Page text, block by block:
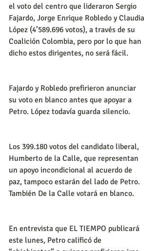
el voto del centro que lideraron Sergio
Fajardo, Jorge Enrique Robledo y Claudia
López (4’589.696 votos), a través de su
Coalición Colombia, pero por lo que han
dicho estos dirigentes, no será fácil.
Fajardo y Robledo prefirieron anunciar
su voto en blanco antes que apoyar a
Petro. López todavía guarda silencio.
Los 399.180 votos del candidato liberal,
Humberto de la Calle, que representan
un apoyo incondicional al acuerdo de
paz, tampoco estarán del lado de Petro.
También De la Calle votará en blanco.
En entrevista que EL TIEMPO publicará
este lunes, Petro calificó de